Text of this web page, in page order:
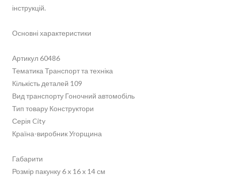
інструкцій.
Основні характеристики
Артикул 60486
Тематика Транспорт та техніка
Кількість деталей 109
Вид транспорту Гоночний автомобіль
Тип товару Конструктори
Серія City
Країна-виробник Угорщина
Габарити
Розмір пакунку 6 x 16 x 14 см